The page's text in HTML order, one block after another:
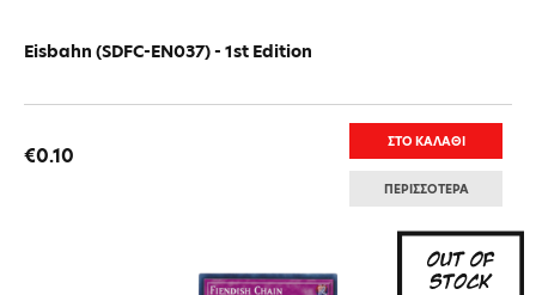
Eisbahn (SDFC-EN037) - 1st Edition
€0.10
ΣΤΟ ΚΑΛΑΘΙ
ΠΕΡΙΣΣΟΤΕΡΑ